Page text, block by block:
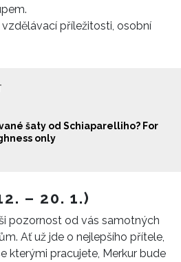
příležitosti, osobní
šaty od Schiaparelliho? For
only
– 20. 1.)
pozornost od vás samotných
Ať už jde o nejlepšího přítele,
kterými pracujete, Merkur bude